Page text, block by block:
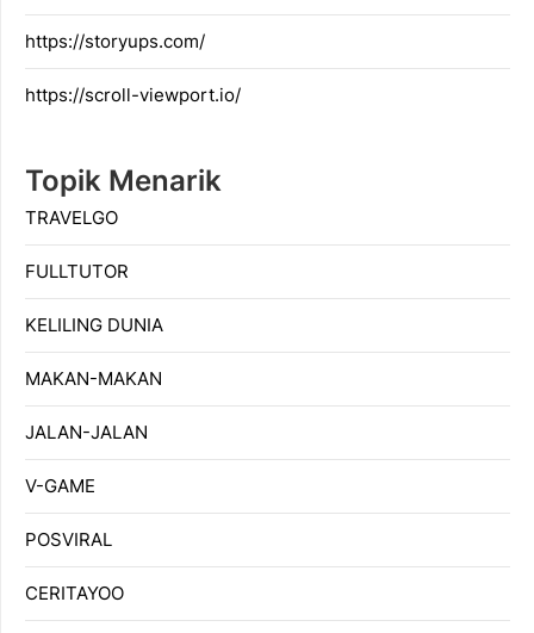
https://storyups.com/
https://scroll-viewport.io/
Topik Menarik
TRAVELGO
FULLTUTOR
KELILING DUNIA
MAKAN-MAKAN
JALAN-JALAN
V-GAME
POSVIRAL
CERITAYOO